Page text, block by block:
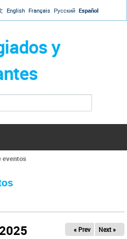
to navigation
English Français Русский Español
y
eventos
2025 « Prev Next »